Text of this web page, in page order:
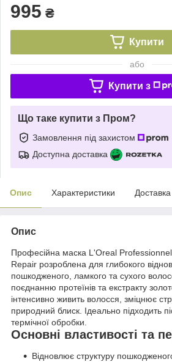
995 ₴
Купити
або
Купити з
Що таке купити з Пром?
Замовлення під захистом
Доступна доставка
Опис Характеристики Доставка
Опис
Професійна маска L'Oreal
Repair розроблена для глибокого
пошкодженого, ламкого та сухого
поєднанню протеїнів та екстракту
інтенсивно живить волосся, зміцнює
природний блиск. Ідеально підходить
термічної обробки.
Основні властивості та
Відновлює структуру